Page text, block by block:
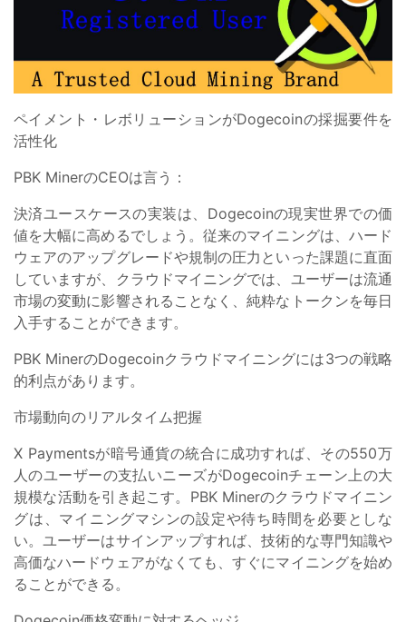
ペイメント・レボリューションがDogecoinの採掘要件を
活性化
PBK MinerのCEOは言う：
決済ユースケースの実装は、Dogecoinの現実世界での価
値を大幅に高めるでしょう。従来のマイニングは、ハード
ウェアのアップグレードや規制の圧力といった課題に直面
していますが、クラウドマイニングでは、ユーザーは流通
市場の変動に影響されることなく、純粋なトークンを毎日
入手することができます。
PBK MinerのDogecoinクラウドマイニングには3つの戦略
的利点があります。
市場動向のリアルタイム把握
X Paymentsが暗号通貨の統合に成功すれば、その550万
人のユーザーの支払いニーズがDogecoinチェーン上の大
規模な活動を引き起こす。PBK Minerのクラウドマイニン
グは、マイニングマシンの設定や待ち時間を必要としな
い。ユーザーはサインアップすれば、技術的な専門知識や
高価なハードウェアがなくても、すぐにマイニングを始め
ることができる。